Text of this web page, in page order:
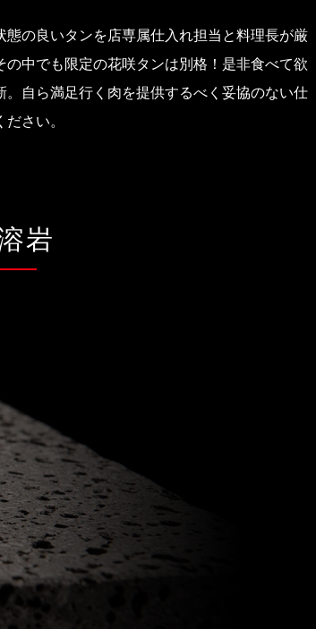
の良いタンを店専属仕入れ担当と料理長が厳
中でも限定の花咲タンは別格！是非食べて欲
自ら満足行く肉を提供するべく妥協のない仕
さい。
岩